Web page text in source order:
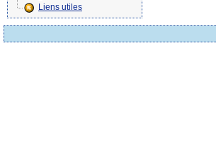
Liens utiles